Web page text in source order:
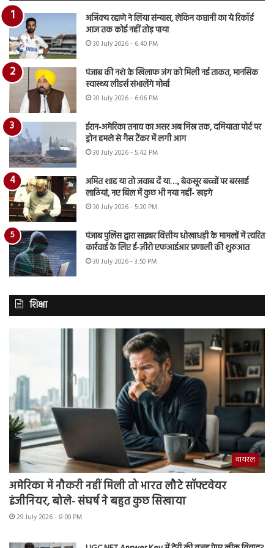
अजिंक्य रहाणे ने लिया संन्यास, लेकिन कप्तानी का ये रिकॉर्ड
आज तक कोई नहीं तोड़ पाया
30 July 2026 - 6:40 PM
पंजाब की नशे के खिलाफ जंग को मिली नई ताकत, मानसिक
स्वास्थ्य लीडर्स संभालेंगे मोर्चा
30 July 2026 - 6:06 PM
ईरान-अमेरिका तनाव का असर अब मिस्र तक, दमियाता पोर्ट पर
ड्रोन हमले से गैस टैंकर में लगी आग
30 July 2026 - 5:42 PM
अमित शाह या तो जवाब दें या…., बेकसूर बच्चों पर बरसाई
लाठियां, नए बिल में कुछ भी नया नहीं- खड़गे
30 July 2026 - 5:20 PM
पंजाब पुलिस द्वारा साइबर वित्तीय धोखाधड़ी के मामलों में त्वरित
कार्रवाई के लिए ई-ज़ीरो एफआईआर प्रणाली की शुरुआत
30 July 2026 - 3:50 PM
शिक्षा
वायरल
अमेरिका में नौकरी नहीं मिली तो भारत लौटे सॉफ्टवेयर
इंजीनियर, बोले- संघर्ष ने बहुत कुछ सिखाया
29 July 2026 - 8:00 PM